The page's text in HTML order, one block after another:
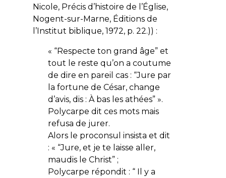
Nicole, Précis d’histoire de l’Église,
Nogent-sur-Marne, Éditions de
l’Institut biblique, 1972, p. 22.)) :
« “Respecte ton grand âge” et
tout le reste qu’on a coutume
de dire en pareil cas : “Jure par
la fortune de César, change
d’avis, dis : À bas les athées” ».
Polycarpe dit ces mots mais
refusa de jurer.
Alors le proconsul insista et dit
: « “Jure, et je te laisse aller,
maudis le Christ” ;
Polycarpe répondit : “ Il y a